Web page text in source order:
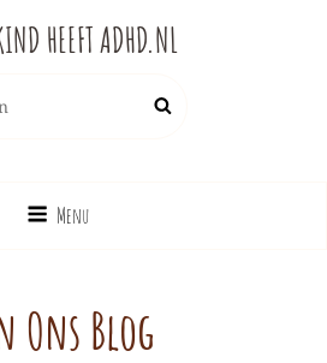
HEEFT ADHD.NL
Zoek
Menu
Ons Blog